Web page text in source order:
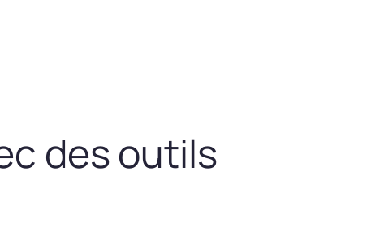
des outils